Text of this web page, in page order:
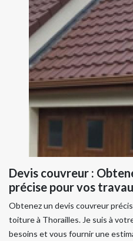
Devis couvreur :
précise pour vos
Obtenez un devis couvreur
toiture à Thorailles. Je suis à
besoins et vous fournir une